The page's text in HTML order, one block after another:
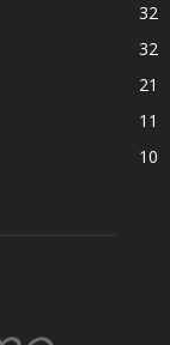
32
32
21
11
10